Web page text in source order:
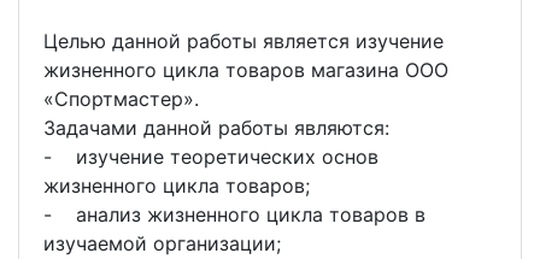
Целью данной работы является изучение
жизненного цикла товаров магазина ООО
«Спортмастер».
Задачами данной работы являются:
- изучение теоретических основ
жизненного цикла товаров;
- анализ жизненного цикла товаров в
изучаемой организации;